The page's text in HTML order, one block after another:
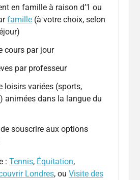
en famille à raison d’1 ou
famille (à votre choix, selon
cours par jour
par professeur
loisirs variées (sports,
animées dans la langue du
souscrire aux options
: Tennis, Équitation,
Londres, ou Visite des